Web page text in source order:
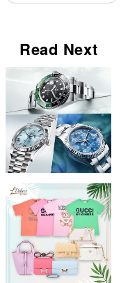
Read Next